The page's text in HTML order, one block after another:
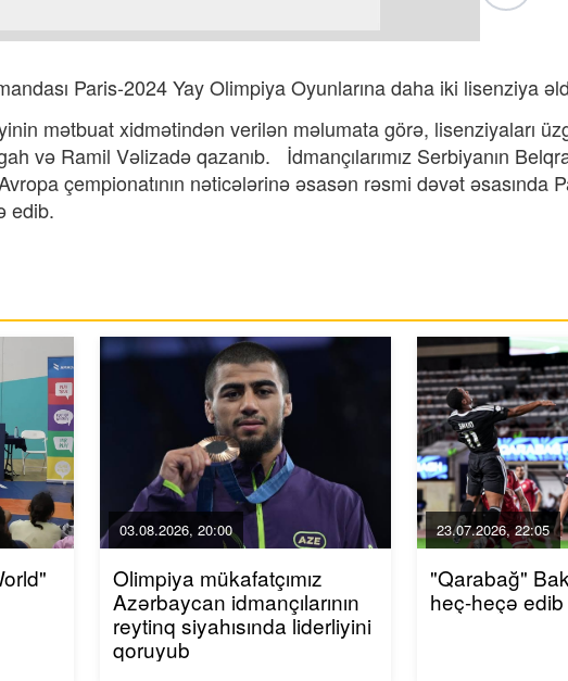
Paris-2024 Yay Olimpiya Oyunlarına daha iki lisenziya
mətbuat xidmətindən verilən məlumata görə, lisenziyaları
və Ramil Vəlizadə qazanıb. İdmançılarımız Serbiyanın
çempionatının nəticələrinə əsasən rəsmi dəvət əsasında
edib.
03.08.2026, 20:00
Olimpiya mükafatçımız
Azərbaycan idmançılarının
reytinq siyahısında liderliyini
qoruyub
23.07.2026, 22:05
"Qarabağ"
heç-heçə edib